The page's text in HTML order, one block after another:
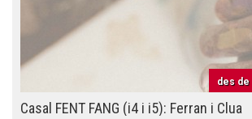
des de
Casal FENT FANG (i4 i i5): Ferran i Clua